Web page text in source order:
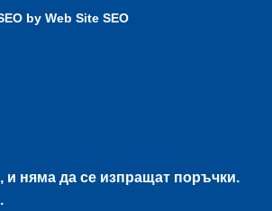
by Web Site SEO
и няма да се изпращат поръчки.